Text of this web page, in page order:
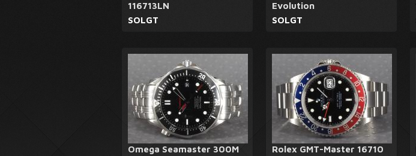
116713LN
SOLGT
Evolution
SOLGT
Omega Seamaster 300M Rolex GMT-Master 16710